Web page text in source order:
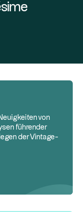
von
führender
der Vintage-